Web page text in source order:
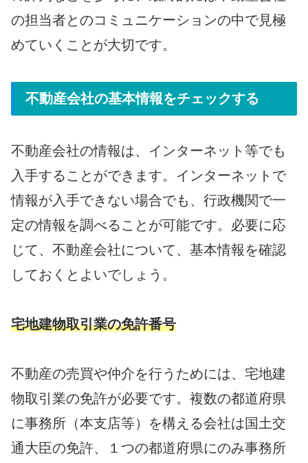
の担当者とのコミュニケーションの中で見極
めていくことが大切です。
不動産会社の基本情報をチェックする
不動産会社の情報は、インターネット等でも
入手することができます。インターネットで
情報が入手できない場合でも、行政機関で一
定の情報を調べることが可能です。必要に応
じて、不動産会社について、基本情報を確認
しておくとよいでしょう。
宅地建物取引業の免許番号
不動産の売買や仲介を行うためには、宅地建
物取引業の免許が必要です。複数の都道府県
に事務所（本支店等）を構える会社は国土交
通大臣の免許、１つの都道府県にのみ事務所